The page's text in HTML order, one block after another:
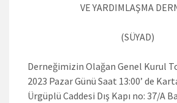
VE YARDIMLAŞMA
(SÜYAD)
Derneğimizin Olağan Genel Kurul
2023 Pazar Günü Saat 13:00’ de
Ürgüplü Caddesi Dış Kapı no: 37/A